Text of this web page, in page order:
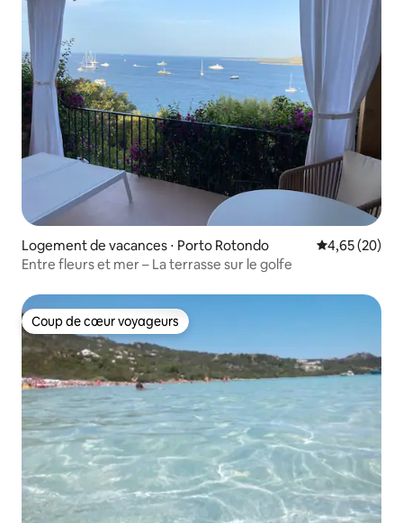
Logement de vacances ⋅ Porto Rotondo Évaluation
4,65 (20)
Entre fleurs et mer – La terrasse sur le golfe
Coup de cœur voyageurs
Coup de cœur voyageurs